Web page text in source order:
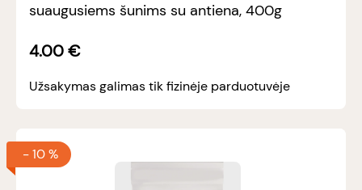
suaugusiems šunims su antiena, 400g
4.00€
Užsakymas galimas tik fizinėje parduotuvėje
-10 %